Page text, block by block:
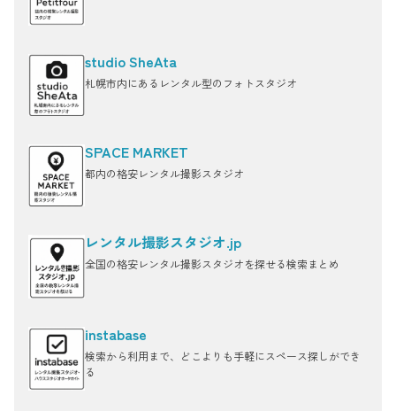
studio SheAta
札幌市内にあるレンタル型のフォトスタジオ
SPACE MARKET
都内の格安レンタル撮影スタジオ
レンタル撮影スタジオ.jp
全国の格安レンタル撮影スタジオを探せる検索まとめ
instabase
検索から利用まで、どこよりも手軽にスペース探しができ
る